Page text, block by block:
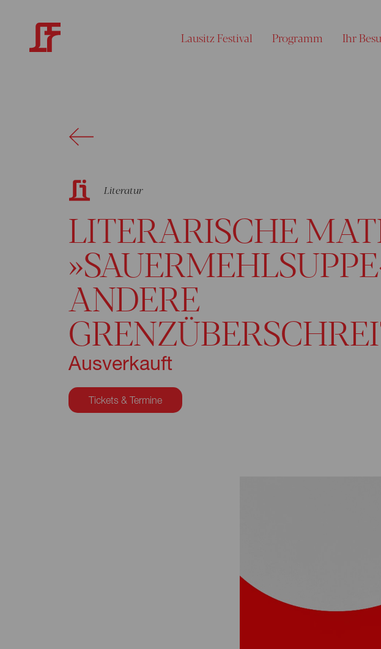
Lausitz Festival Programm Ihr
Literatur
LITERARISCHE
ANDERE
Ausverkauft
Tickets & Termine